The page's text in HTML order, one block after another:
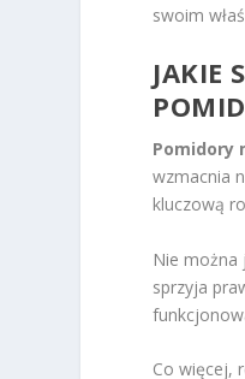
swoim
JAKIE
Pomidory
wzmacnia
kluczową
Nie można
sprzyja
Co więcej,